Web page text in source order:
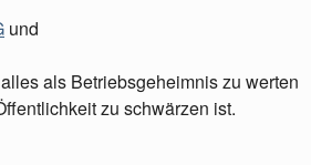
und
als Betriebsgeheimnis zu werten
zu schwärzen ist.